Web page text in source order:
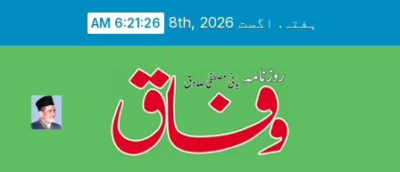
ہفتہ. اگست 8th, 2026 6:21:28 AM